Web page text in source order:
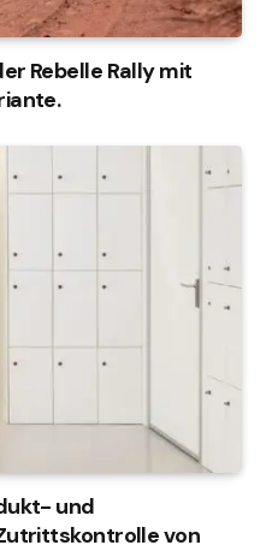
Rebelle Rally mit
und
von